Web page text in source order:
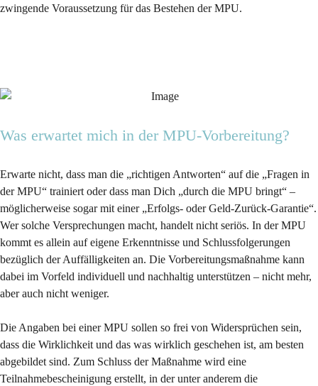
zwingende Voraussetzung für das Bestehen der MPU.
Was erwartet mich in der MPU-Vorbereitung?
Erwarte nicht, dass man die „richtigen Antworten“ auf die „Fragen in
der MPU“ trainiert oder dass man Dich „durch die MPU bringt“ –
möglicherweise sogar mit einer „Erfolgs- oder Geld-Zurück-Garantie“.
Wer solche Versprechungen macht, handelt nicht seriös. In der MPU
kommt es allein auf eigene Erkenntnisse und Schlussfolgerungen
bezüglich der Auffälligkeiten an. Die Vorbereitungsmaßnahme kann
dabei im Vorfeld individuell und nachhaltig unterstützen – nicht mehr,
aber auch nicht weniger.
Die Angaben bei einer MPU sollen so frei von Widersprüchen sein,
dass die Wirklichkeit und das was wirklich geschehen ist, am besten
abgebildet sind. Zum Schluss der Maßnahme wird eine
Teilnahmebescheinigung erstellt, in der unter anderem die